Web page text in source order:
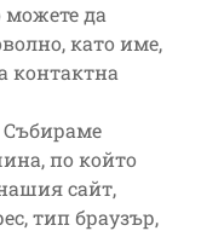
да
като име,
контактна
Събираме
по който
сайт,
тип браузър,